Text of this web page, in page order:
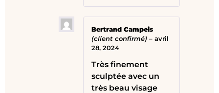
Bertrand Campeis
(client confirmé) – avril
28, 2024
Très finement
sculptée avec un
très beau visage